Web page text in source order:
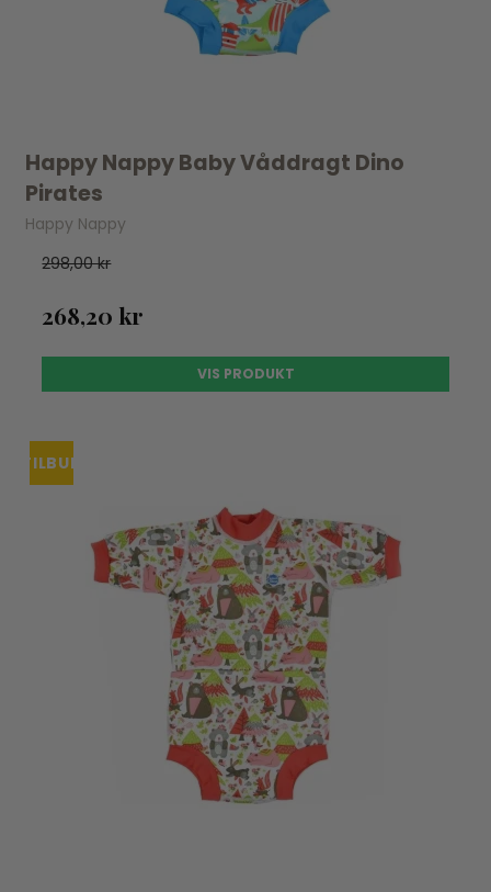
Happy Nappy Baby Våddragt Dino
Pirates
Happy Nappy
298,00 kr
268,20 kr
VIS PRODUKT
TILBUD